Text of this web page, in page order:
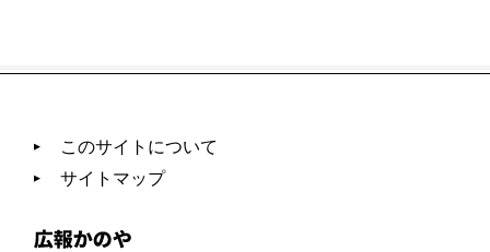
このサイトについて
サイトマップ